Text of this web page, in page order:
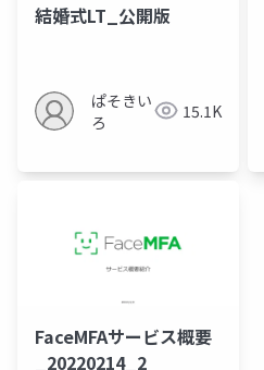
結婚式LT_公開版
ぱそきい
ろ
15.1K
FaceMFAサービス概要
_20220214_2